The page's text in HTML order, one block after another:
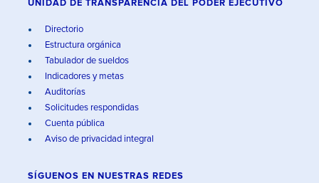
UNIDAD DE TRANSPARENCIA DEL PODER EJECUTIVO
Directorio
Estructura orgánica
Tabulador de sueldos
Indicadores y metas
Auditorías
Solicitudes respondidas
Cuenta pública
Aviso de privacidad integral
SÍGUENOS EN NUESTRAS REDES